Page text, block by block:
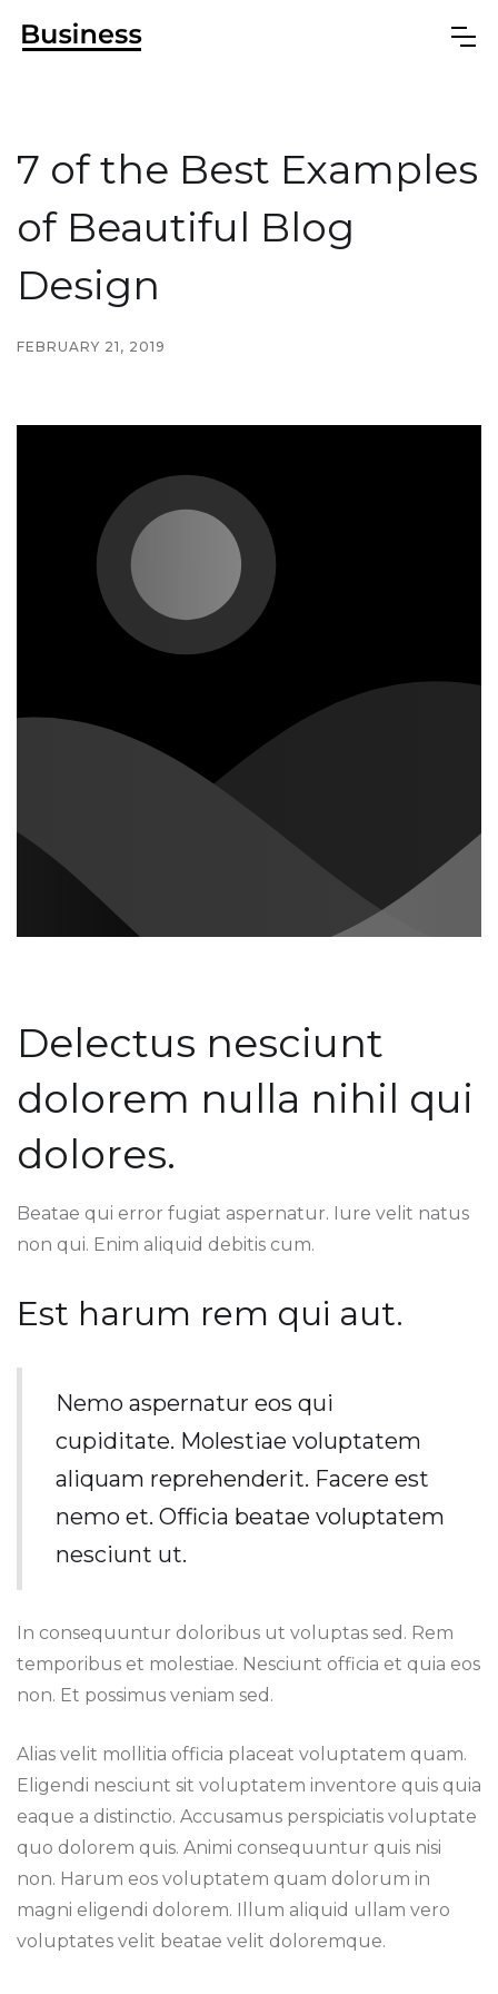
7 of the Best Examples
of Beautiful Blog
Design
FEBRUARY 21, 2019
Delectus nesciunt
dolorem nulla nihil qui
dolores.
Beatae qui error fugiat aspernatur. Iure velit natus
non qui. Enim aliquid debitis cum.
Est harum rem qui aut.
Nemo aspernatur eos qui
cupiditate. Molestiae voluptatem
aliquam reprehenderit. Facere est
nemo et. Officia beatae voluptatem
nesciunt ut.
In consequuntur doloribus ut voluptas sed. Rem
temporibus et molestiae. Nesciunt officia et quia eos
non. Et possimus veniam sed.
Alias velit mollitia officia placeat voluptatem quam.
Eligendi nesciunt sit voluptatem inventore quis quia
eaque a distinctio. Accusamus perspiciatis voluptate
quo dolorem quis. Animi consequuntur quis nisi
non. Harum eos voluptatem quam dolorum in
magni eligendi dolorem. Illum aliquid ullam vero
voluptates velit beatae velit doloremque.